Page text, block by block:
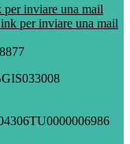
inviare una mail
per inviare una mail